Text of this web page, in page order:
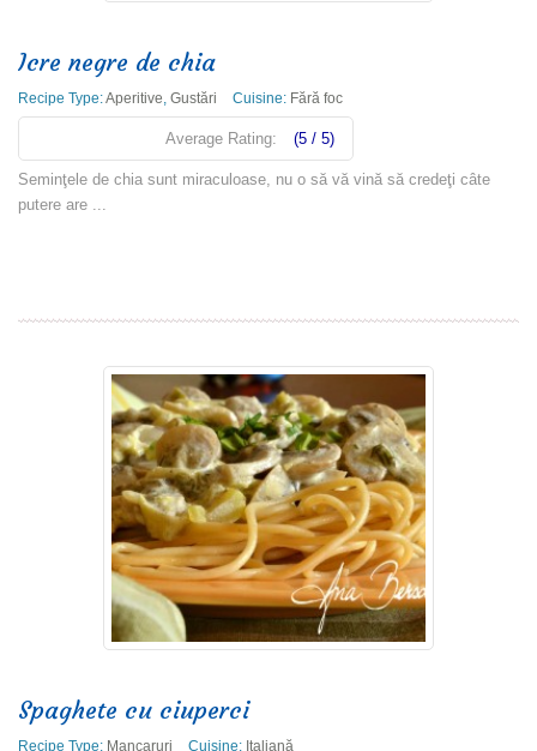
Icre negre de chia
Recipe Type:Aperitive,Gustări Cuisine: Fără foc
Average Rating: (5 / 5)
Seminţele de chia sunt miraculoase, nu o să vă vină să credeţi câte
putere are ...
Spaghete cu ciuperci
Recipe Type: Mancaruri Cuisine: Italiană